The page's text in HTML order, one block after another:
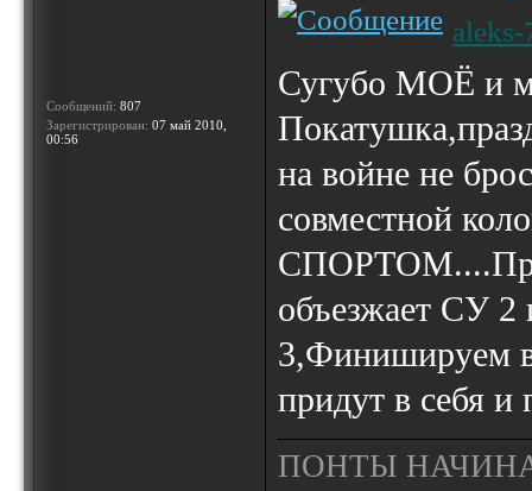
Сообщений: 807
Зарегистрирован: 07 май 2010,
00:56
aleks-
Сугубо МОЁ и
на войне не
совместной
объезжает СУ 2
3,Финишируем
придут в себя
ПОНТЫ